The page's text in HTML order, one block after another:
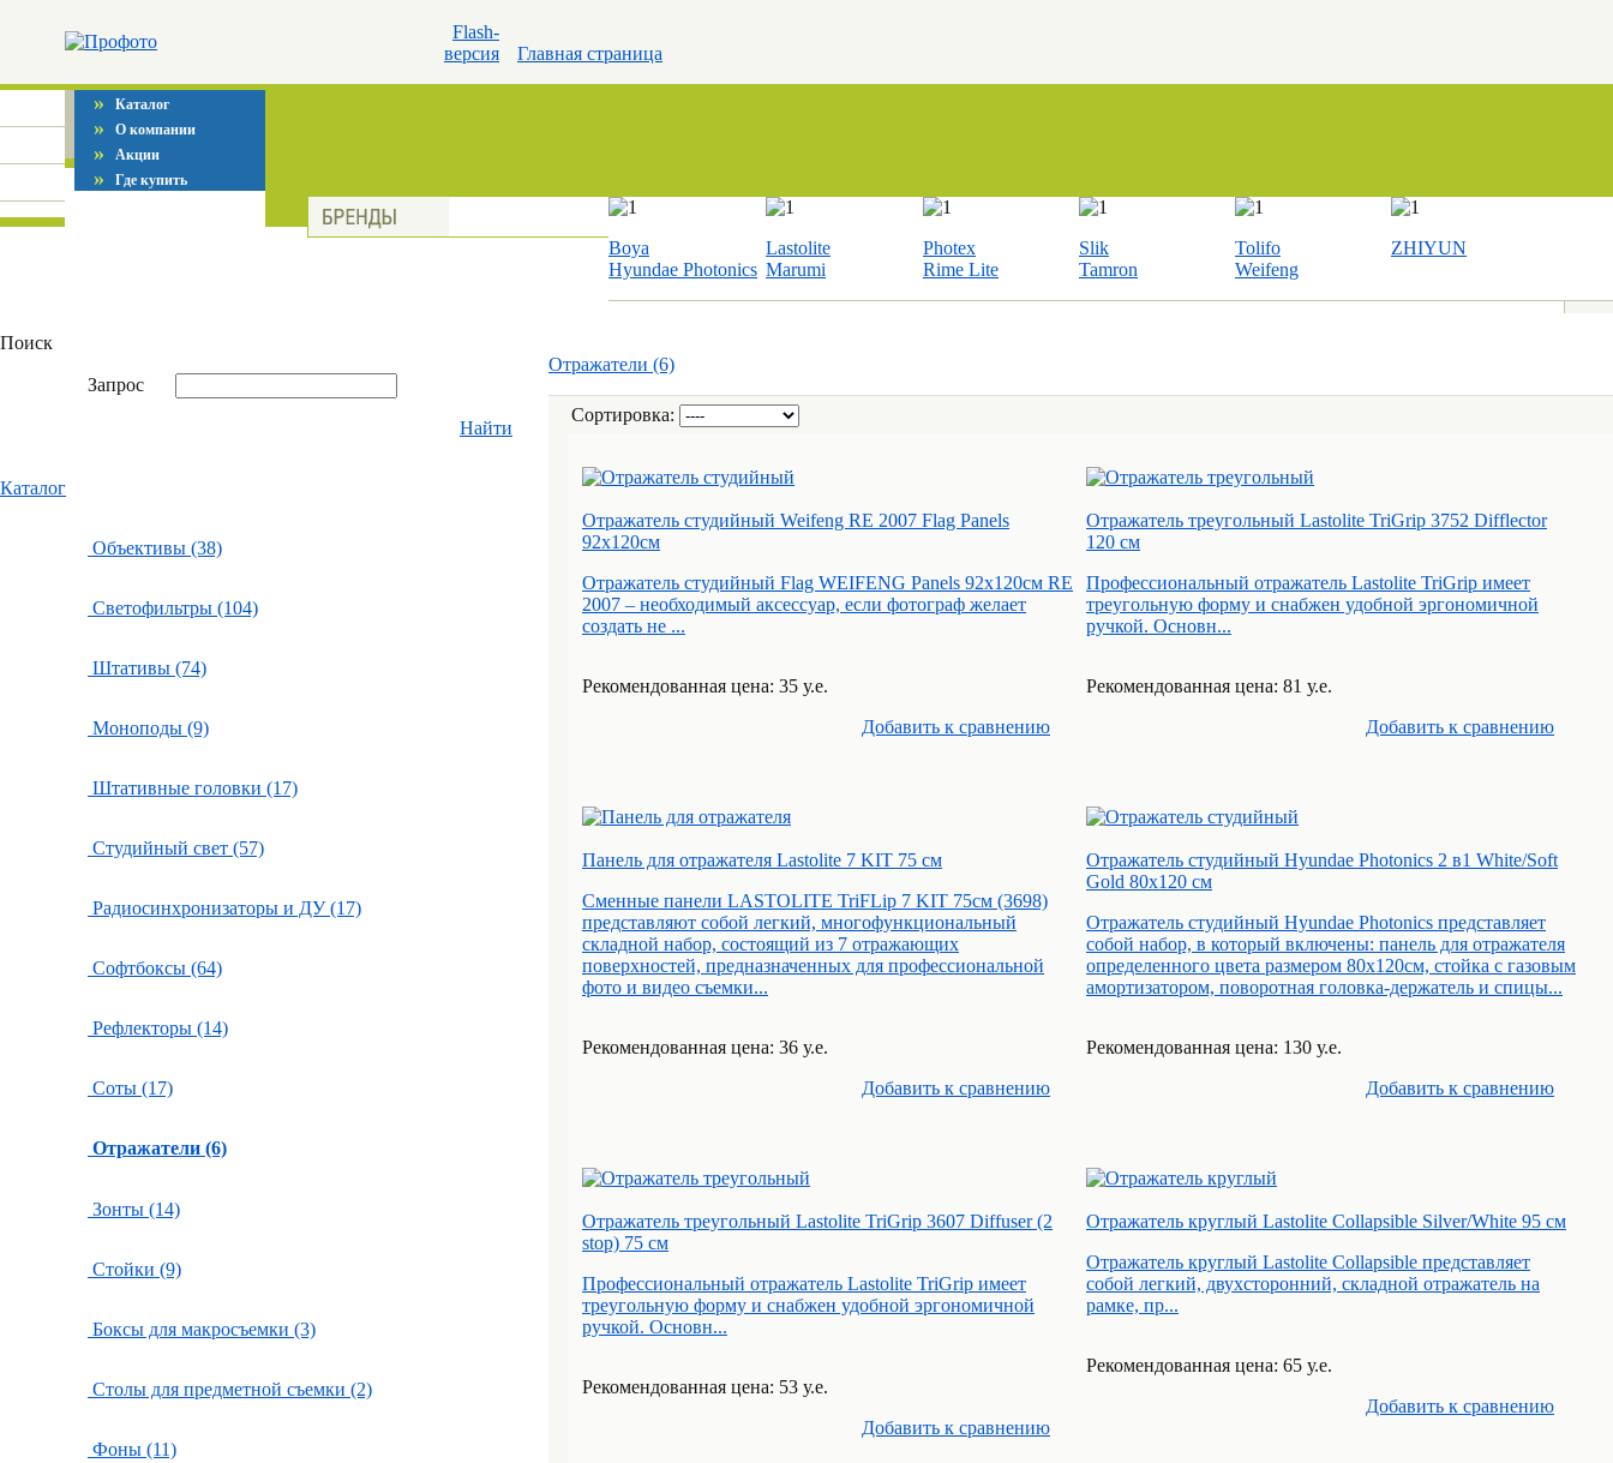
Flash-
версия
Главная страница
» Каталог
» О компании
» Акции
» Где купить
Boya
Hyundae Photonics
Lastolite
Marumi
Photex
Rime Lite
Slik
Tamron
Tolifo
Weifeng
ZHIYUN
Поиск
Запрос
Найти
Каталог
Объективы (38)
Светофильтры (104)
Штативы (74)
Моноподы (9)
Штативные головки (17)
Студийный свет (57)
Радиосинхронизаторы и ДУ (17)
Софтбоксы (64)
Рефлекторы (14)
Соты (17)
Отражатели (6)
Зонты (14)
Стойки (9)
Боксы для макросъемки (3)
Столы для предметной съемки (2)
Фоны (11)
Отражатели (6)
Сортировка:
Отражатель студийный Weifeng RE 2007 Flag Panels
92х120см
Отражатель студийный Flag WEIFENG Panels 92x120см RE
2007 – необходимый аксессуар, если фотограф желает
создать не ...
Рекомендованная цена: 35 у.е.
Добавить к cравнению
Отражатель треугольный Lastolite TriGrip 3752 Difflector
120 см
Профессиональный отражатель Lastolite TriGrip имеет
треугольную форму и снабжен удобной эргономичной
ручкой. Основн...
Рекомендованная цена: 81 у.е.
Добавить к cравнению
Панель для отражателя Lastolite 7 KIT 75 см
Сменные панели LASTOLITE TriFLip 7 KIT 75см (3698)
представляют собой легкий, многофункциональный
складной набор, состоящий из 7 отражающих
поверхностей, предназначенных для профессиональной
фото и видео съемки...
Рекомендованная цена: 36 у.е.
Добавить к cравнению
Отражатель студийный Hyundae Photonics 2 в1 White/Soft
Gold 80х120 см
Отражатель студийный Hyundae Photonics представляет
собой набор, в который включены: панель для отражателя
определенного цвета размером 80x120см, стойка с газовым
амортизатором, поворотная головка-держатель и спицы...
Рекомендованная цена: 130 у.е.
Добавить к cравнению
Отражатель треугольный Lastolite TriGrip 3607 Diffuser (2
stop) 75 см
Профессиональный отражатель Lastolite TriGrip имеет
треугольную форму и снабжен удобной эргономичной
ручкой. Основн...
Рекомендованная цена: 53 у.е.
Добавить к cравнению
Отражатель круглый Lastolite Collapsible Silver/White 95 см
Отражатель круглый Lastolite Collapsible представляет
собой легкий, двухсторонний, складной отражатель на
рамке, пр...
Рекомендованная цена: 65 у.е.
Добавить к cравнению